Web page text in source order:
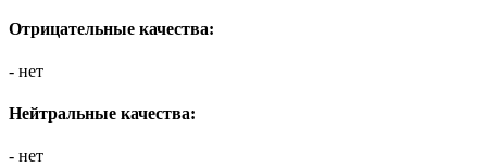
Отрицательные качества:
- нет
Нейтральные качества:
- нет